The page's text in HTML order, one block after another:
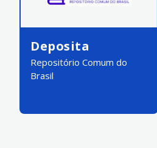
Deposita
Repositório Comum do
Brasil